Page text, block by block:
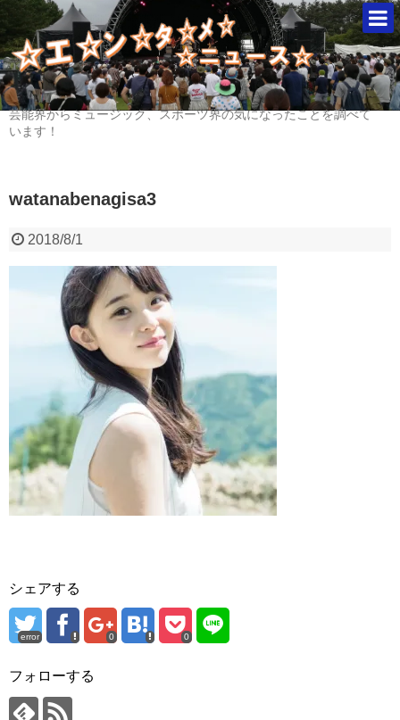
芸能界からミュージック、スポーツ界の気になったことを調べて
います！
watanabenagisa3
2018/8/1
シェアする
error 0 0
フォローする